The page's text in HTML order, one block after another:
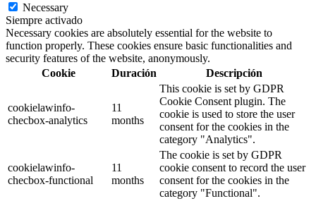
Necessary
Siempre activado
Necessary cookies are absolutely essential for the website to
function properly. These cookies ensure basic functionalities and
security features of the website, anonymously.
Cookie
Duración Descripción
cookielawinfo-
checbox-analytics
11
months
This cookie is set by GDPR
Cookie Consent plugin. The
cookie is used to store the user
consent for the cookies in the
category "Analytics".
cookielawinfo-
checbox-functional
11
months
The cookie is set by GDPR
cookie consent to record the user
consent for the cookies in the
category "Functional".